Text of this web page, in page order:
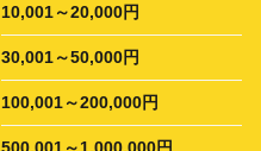
10,001～20,000円
30,001～50,000円
100,001～200,000円